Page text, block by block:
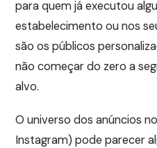
para quem já executou
estabelecimento ou nos
são os públicos
não começar do zero a
alvo.
O universo dos anúncios
Instagram) pode parecer